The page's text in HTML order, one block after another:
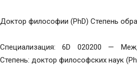
Доктор философии (PhD) Степень
Специализация: 6D 020200 —
Степень: доктор философских наук